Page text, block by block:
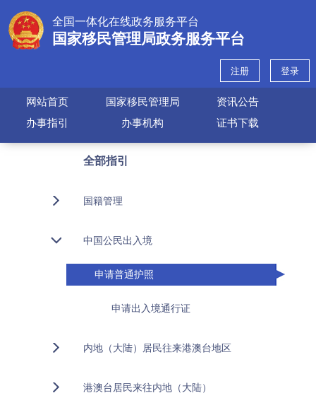
全国一体化在线政务服务平台
国家移民管理局政务服务平台
注册 登录
网站首页 国家移民管理局
资讯公告
办事指引
办事机构 证书下载
全部指引
国籍管理
中国公民出入境
申请普通护照
申请出入境通行证
内地（大陆）居民往来港澳台地区
港澳台居民来往内地（大陆）